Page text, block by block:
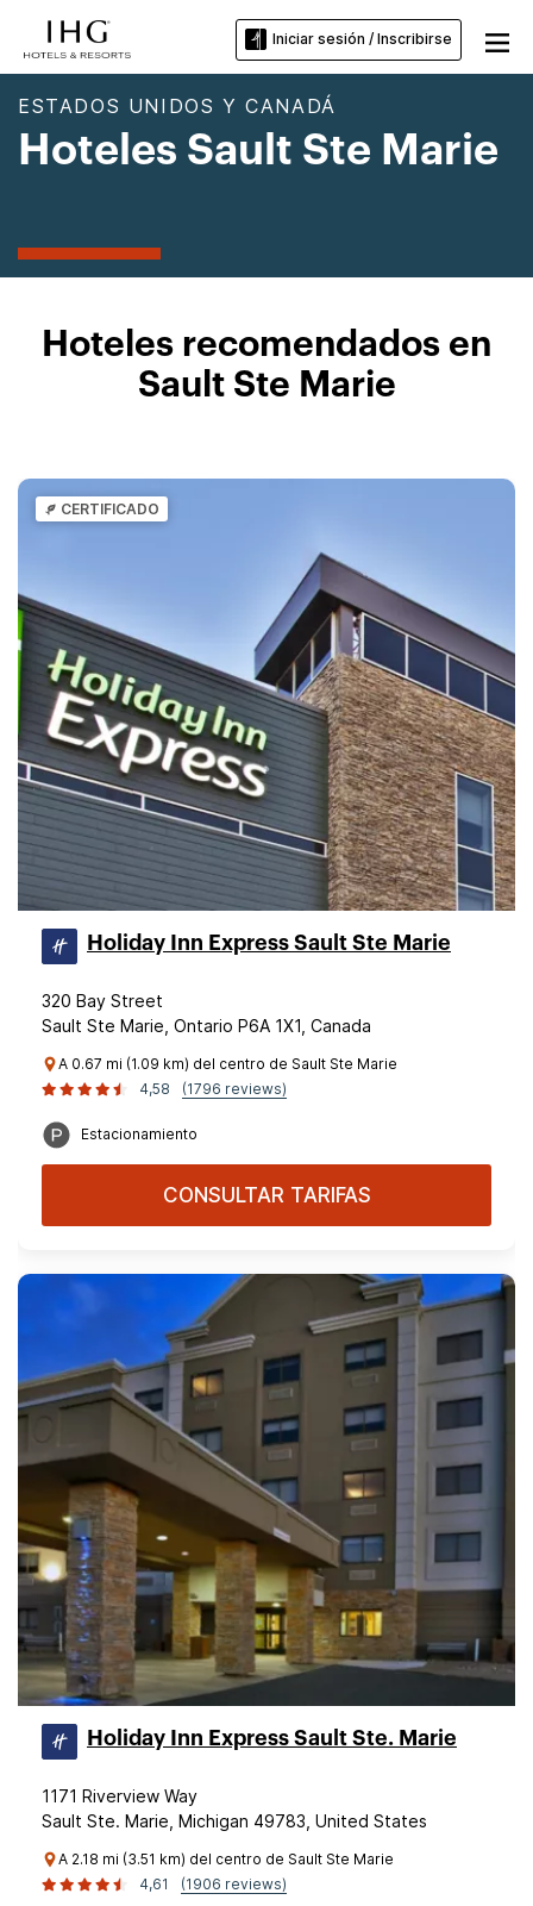
Iniciar sesión / Inscribirse
ESTADOS UNIDOS Y CANADÁ
Hoteles Sault Ste Marie
Hoteles recomendados en
Sault Ste Marie
CERTIFICADO
Holiday Inn Express Sault Ste Marie
320 Bay Street
Sault Ste Marie, Ontario P6A 1X1, Canada
A 0.67 mi (1.09 km) del centro de Sault Ste Marie
4,58
(1796 reviews)
Estacionamiento
CONSULTAR TARIFAS
Holiday Inn Express Sault Ste. Marie
1171 Riverview Way
Sault Ste. Marie, Michigan 49783, United States
A 2.18 mi (3.51 km) del centro de Sault Ste Marie
4,61
(1906 reviews)